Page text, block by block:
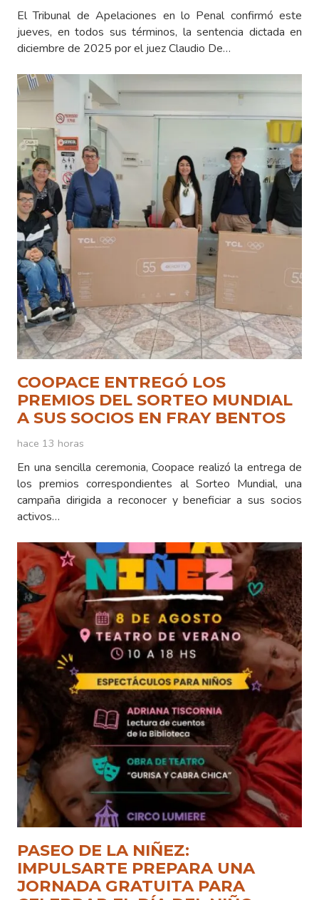
El Tribunal de Apelaciones en lo Penal confirmó este
jueves, en todos sus términos, la sentencia dictada en
diciembre de 2025 por el juez Claudio De…
COOPACE ENTREGÓ LOS
PREMIOS DEL SORTEO MUNDIAL
A SUS SOCIOS EN FRAY BENTOS
hace 13 horas
En una sencilla ceremonia, Coopace realizó la entrega de
los premios correspondientes al Sorteo Mundial, una
campaña dirigida a reconocer y beneficiar a sus socios
activos…
PASEO DE LA NIÑEZ:
IMPULSARTE PREPARA UNA
JORNADA GRATUITA PARA